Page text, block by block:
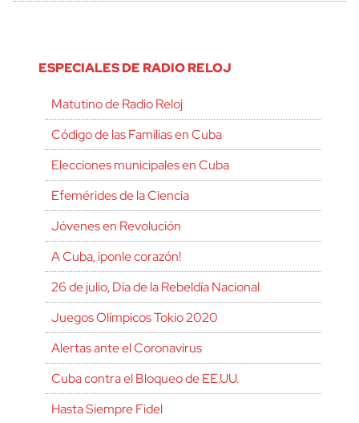
ESPECIALES DE RADIO RELOJ
Matutino de Radio Reloj
Código de las Familias en Cuba
Elecciones municipales en Cuba
Efemérides de la Ciencia
Jóvenes en Revolución
A Cuba, ¡ponle corazón!
26 de julio, Día de la Rebeldía Nacional
Juegos Olímpicos Tokio 2020
Alertas ante el Coronavirus
Cuba contra el Bloqueo de EE.UU.
Hasta Siempre Fidel